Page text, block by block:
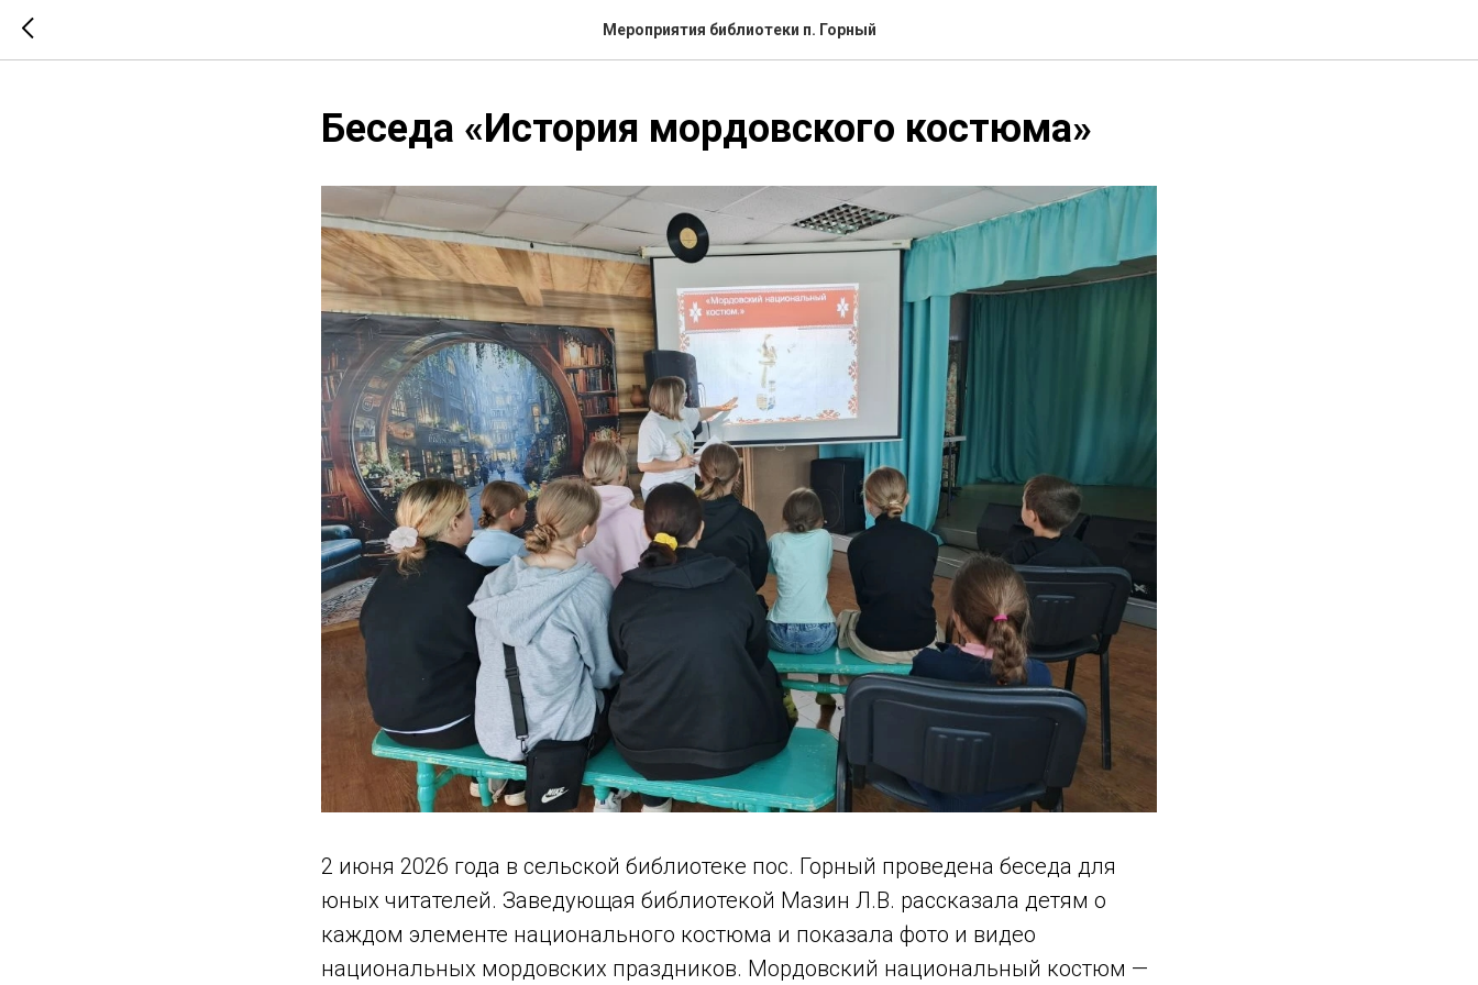
Мероприятия библиотеки п. Горный
Беседа «История мордовского костюма»
2 июня 2026 года в сельской библиотеке пос. Горный проведена беседа для
юных читателей. Заведующая библиотекой Мазин Л.В. рассказала детям о
каждом элементе национального костюма и показала фото и видео
национальных мордовских праздников. Мордовский национальный костюм —